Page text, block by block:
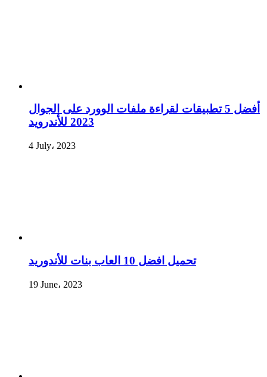
أفضل 5 تطبيقات لقراءة ملفات الوورد على الجوال
2023 للأندرويد
4 July، 2023
تحميل افضل 10 العاب بنات للأندوريد
19 June، 2023